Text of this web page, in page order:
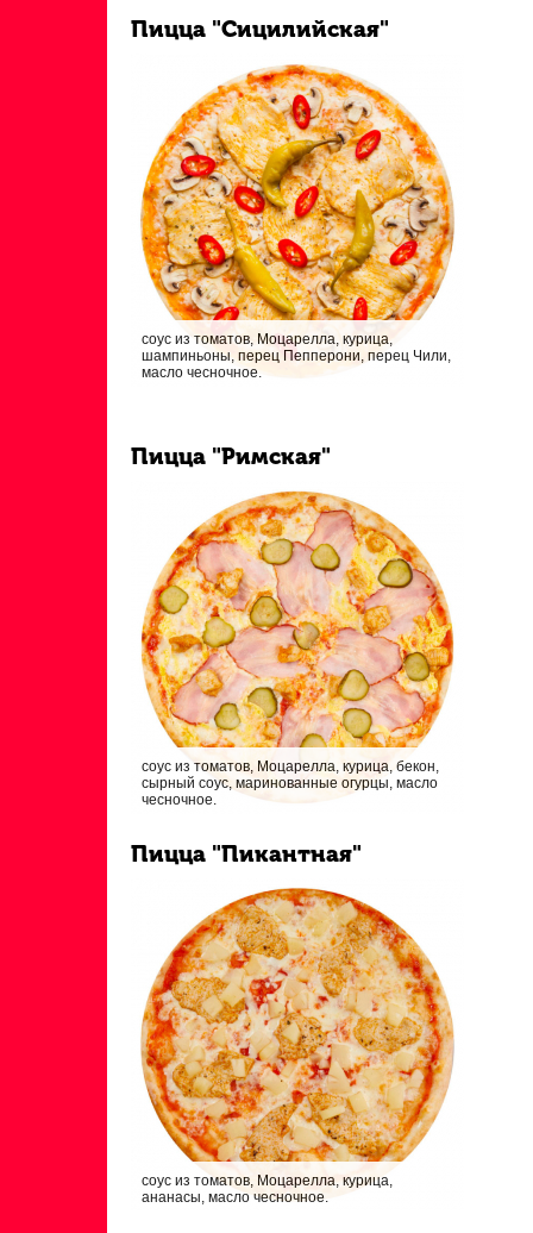
Пицца "Сицилийская"
соус из томатов, Моцарелла, курица,
шампиньоны, перец Пепперони, перец Чили,
масло чесночное.
Пицца "Римская"
соус из томатов, Моцарелла, курица, бекон,
сырный соус, маринованные огурцы, масло
чесночное.
Пицца "Пикантная"
соус из томатов, Моцарелла, курица,
ананасы, масло чесночное.